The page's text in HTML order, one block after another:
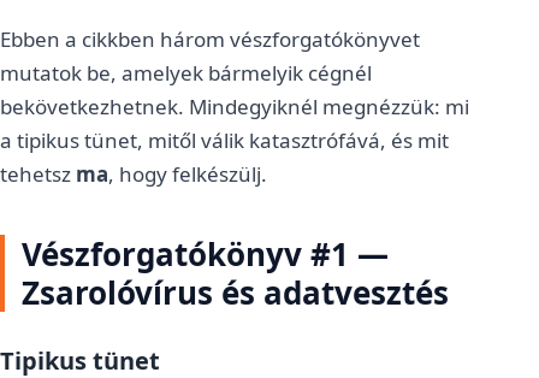
Ebben a cikkben három vészforgatókönyvet
mutatok be, amelyek bármelyik cégnél
bekövetkezhetnek. Mindegyiknél megnézzük: mi
a tipikus tünet, mitől válik katasztrófává, és mit
tehetsz ma, hogy felkészülj.
Vészforgatókönyv #1 —
Zsarolóvírus és adatvesztés
Tipikus tünet